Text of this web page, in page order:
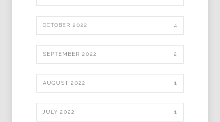
OCTOBER 2022 4
SEPTEMBER 2022 2
AUGUST 2022 1
JULY 2022 1